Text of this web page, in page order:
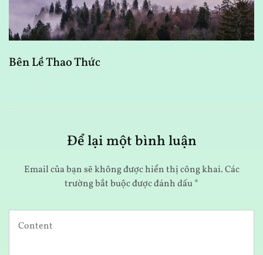
Bên Lề Thao Thức
Để lại một bình luận
Email của bạn sẽ không được hiển thị công khai.Các
trường bắt buộc được đánh dấu*